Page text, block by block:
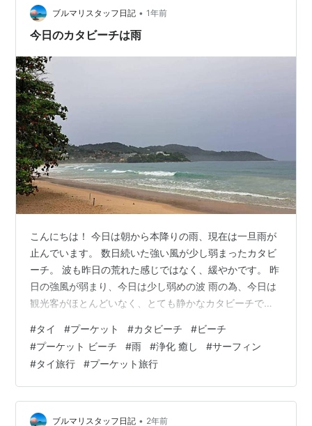
ブルマリスタッフ日記 • 1年前
今日のカタビーチは雨
こんにちは！ 今日は朝から本降りの雨、現在は一旦雨が
止んでいます。 数日続いた強い風が少し弱まったカタビ
ーチ。 波も昨日の荒れた感じではなく、緩やかです。 昨
日の強風が弱まり、今日は少し弱めの波 雨の為、今日は
観光客がほとんどいなく、とても静かなカタビーチでし
どネガティブな思考になりがちですが、雨の中の散歩は
雨に打たれることで、浄化された気分になり、心も体も
スッキリしますよ。 今週は悪天候予報のプーケットです
が、雨の日でもネガティブでなく、ポジティブに楽しん
でみては？
#タイ #プーケット #カタビーチ #ビーチ
#プーケット ビーチ #雨 #浄化 癒し #サーフィン
#タイ旅行 #プーケット旅行
ブルマリスタッフ日記 • 2年前